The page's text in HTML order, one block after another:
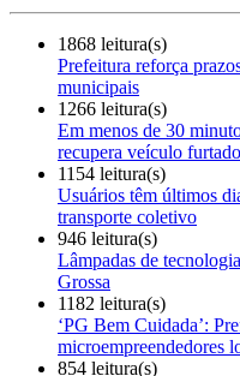
1868 leitura(s)
Prefeitura reforça
municipais
1266 leitura(s)
Em menos de 30
recupera veículo
1154 leitura(s)
Usuários têm últimos
transporte coletivo
946 leitura(s)
Lâmpadas de
Grossa
1182 leitura(s)
‘PG Bem Cuidada’:
microempreendedores
854 leitura(s)